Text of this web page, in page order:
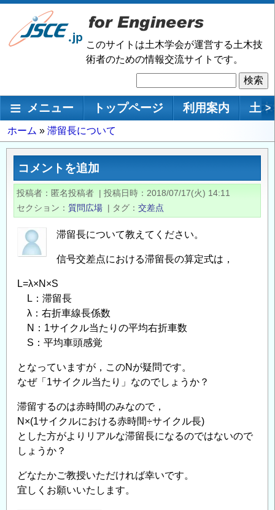
メ
ン
移
このサイトは土木学会が運営する土木技
術者のための情報交流サイトです。
索
メインナビゲーション
メニュー トップページ 利用案内 土 >
パ
ン
ず
ホーム 滞留長について
コメントを追加
投稿者 匿名投稿者 | 投稿日時
2018/07/17(火) 14:11
セクション
質問広場 | タグ 交差点
滞留長について教えてください。
信号交差点における滞留長の算定式は，
L=λ×N×S
L：滞留長
λ：右折車線長係数
N：1サイクル当たりの平均右折車数
S：平均車頭感覚
となっていますが，このNが疑問です。
なぜ「1サイクル当たり」なのでしょうか？
滞留するのは赤時間のみなので，
N×(1サイクルにおける赤時間÷サイクル長)
とした方がよりリアルな滞留長になるのではないので
しょうか？
どなたかご教授いただければ幸いです。
宜しくお願いいたします。